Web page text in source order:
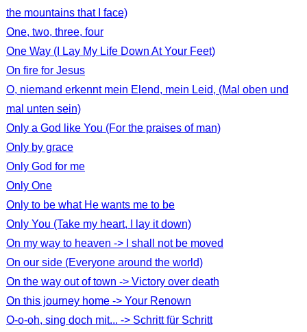
the mountains that I face)
One, two, three, four
One Way (I Lay My Life Down At Your Feet)
On fire for Jesus
O, niemand erkennt mein Elend, mein Leid, (Mal oben und
mal unten sein)
Only a God like You (For the praises of man)
Only by grace
Only God for me
Only One
Only to be what He wants me to be
Only You (Take my heart, I lay it down)
On my way to heaven -> I shall not be moved
On our side (Everyone around the world)
On the way out of town -> Victory over death
On this journey home -> Your Renown
O-o-oh, sing doch mit... -> Schritt für Schritt